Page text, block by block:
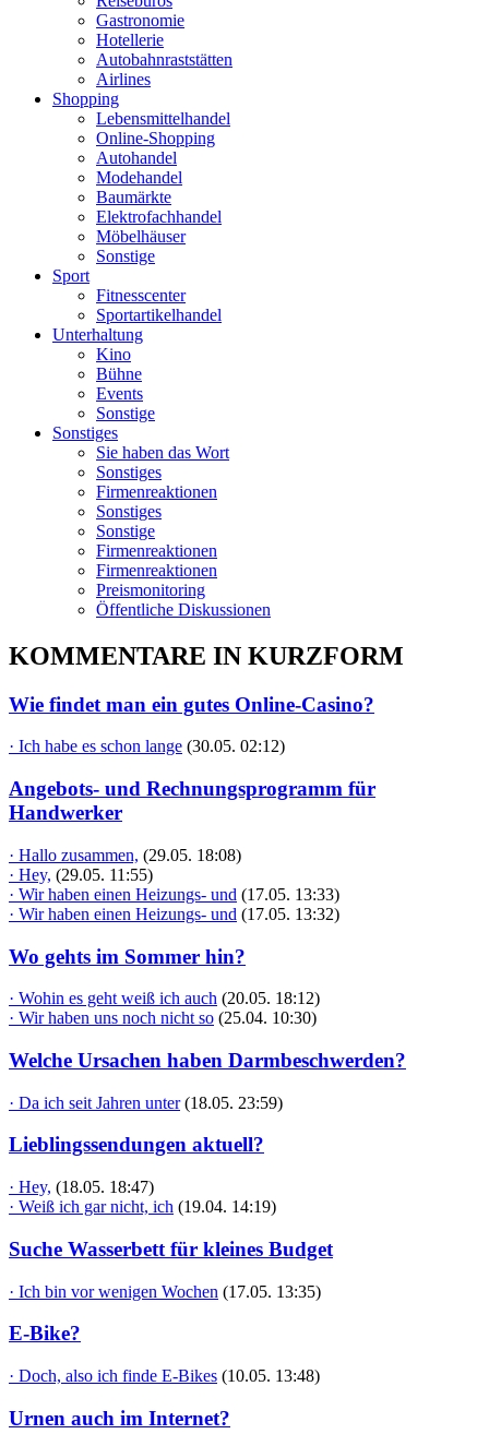
Gastronomie
Hotellerie
Autobahnraststätten
Airlines
Shopping
Lebensmittelhandel
Online-Shopping
Autohandel
Modehandel
Baumärkte
Elektrofachhandel
Möbelhäuser
Sonstige
Sport
Fitnesscenter
Sportartikelhandel
Unterhaltung
Kino
Bühne
Events
Sonstige
Sonstiges
Sie haben das Wort
Sonstiges
Firmenreaktionen
Sonstiges
Sonstige
Firmenreaktionen
Firmenreaktionen
Preismonitoring
Öffentliche Diskussionen
KOMMENTARE IN KURZFORM
Wie findet man ein gutes Online-Casino?
· Ich habe es schon lange (30.05. 02:12)
Angebots- und Rechnungsprogramm für
Handwerker
· Hallo zusammen, (29.05. 18:08)
· Hey, (29.05. 11:55)
· Wir haben einen Heizungs- und (17.05. 13:33)
· Wir haben einen Heizungs- und (17.05. 13:32)
Wo gehts im Sommer hin?
· Wohin es geht weiß ich auch (20.05. 18:12)
· Wir haben uns noch nicht so (25.04. 10:30)
Welche Ursachen haben Darmbeschwerden?
· Da ich seit Jahren unter (18.05. 23:59)
Lieblingssendungen aktuell?
· Hey, (18.05. 18:47)
· Weiß ich gar nicht, ich (19.04. 14:19)
Suche Wasserbett für kleines Budget
· Ich bin vor wenigen Wochen (17.05. 13:35)
E-Bike?
· Doch, also ich finde E-Bikes (10.05. 13:48)
Urnen auch im Internet?